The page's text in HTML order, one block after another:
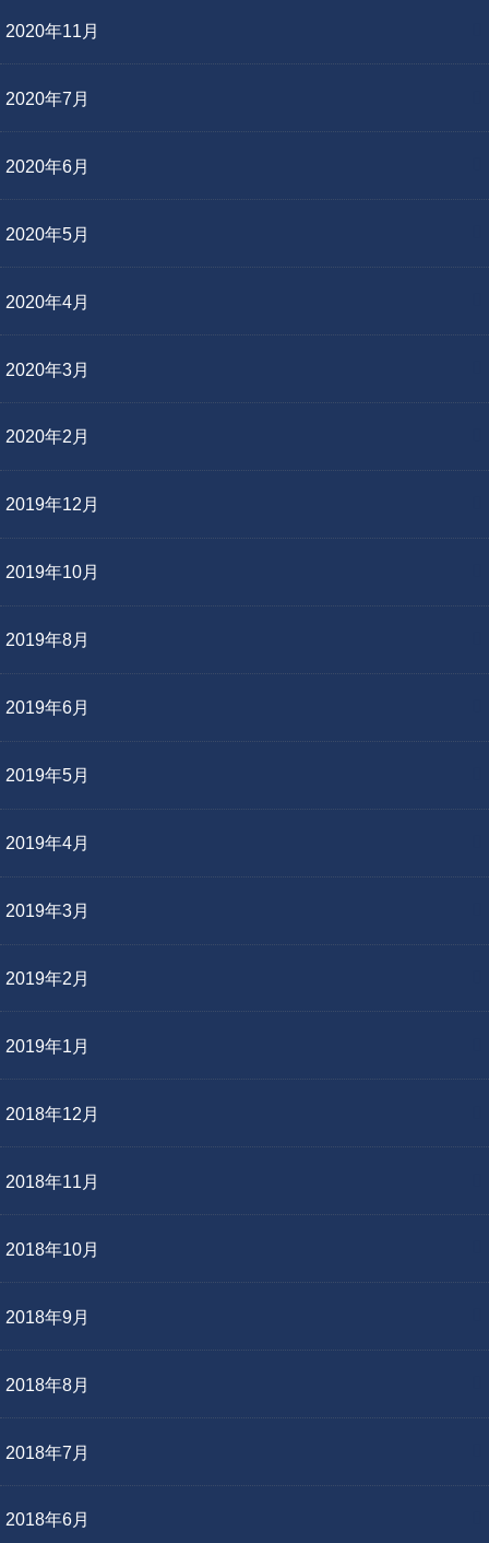
2020年11月
2020年7月
2020年6月
2020年5月
2020年4月
2020年3月
2020年2月
2019年12月
2019年10月
2019年8月
2019年6月
2019年5月
2019年4月
2019年3月
2019年2月
2019年1月
2018年12月
2018年11月
2018年10月
2018年9月
2018年8月
2018年7月
2018年6月